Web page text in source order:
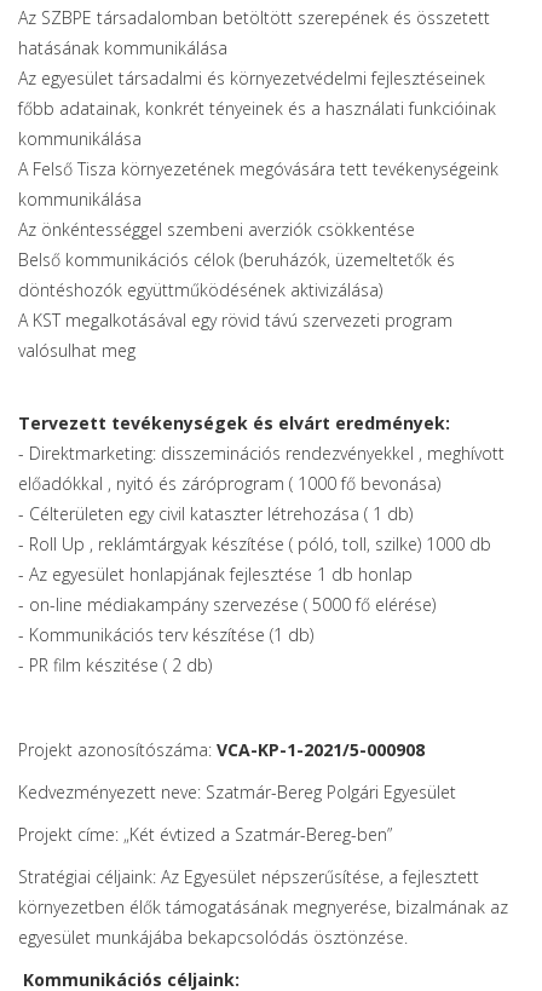
Az SZBPE társadalomban betöltött szerepének és összetett
hatásának kommunikálása
Az egyesület társadalmi és környezetvédelmi fejlesztéseinek
főbb adatainak, konkrét tényeinek és a használati funkcióinak
kommunikálása
A Felső Tisza környezetének megóvására tett tevékenységeink
kommunikálása
Az önkéntességgel szembeni averziók csökkentése
Belső kommunikációs célok (beruházók, üzemeltetők és
döntéshozók együttműködésének aktivizálása)
A KST megalkotásával egy rövid távú szervezeti program
valósulhat meg
Tervezett tevékenységek és elvárt eredmények:
- Direktmarketing: disszeminációs rendezvényekkel , meghívott
előadókkal , nyitó és záróprogram ( 1000 fő bevonása)
- Célterületen egy civil kataszter létrehozása ( 1 db)
- Roll Up , reklámtárgyak készítése ( póló, toll, szilke) 1000 db
- Az egyesület honlapjának fejlesztése 1 db honlap
- on-line médiakampány szervezése ( 5000 fő elérése)
- Kommunikációs terv készítése (1 db)
- PR film készitése ( 2 db)
Projekt azonosítószáma: VCA-KP-1-2021/5-000908
Kedvezményezett neve: Szatmár-Bereg Polgári Egyesület
Projekt címe: „Két évtized a Szatmár-Bereg-ben”
Stratégiai céljaink: Az Egyesület népszerűsítése, a fejlesztett
környezetben élők támogatásának megnyerése, bizalmának az
egyesület munkájába bekapcsolódás ösztönzése.
Kommunikációs céljaink: